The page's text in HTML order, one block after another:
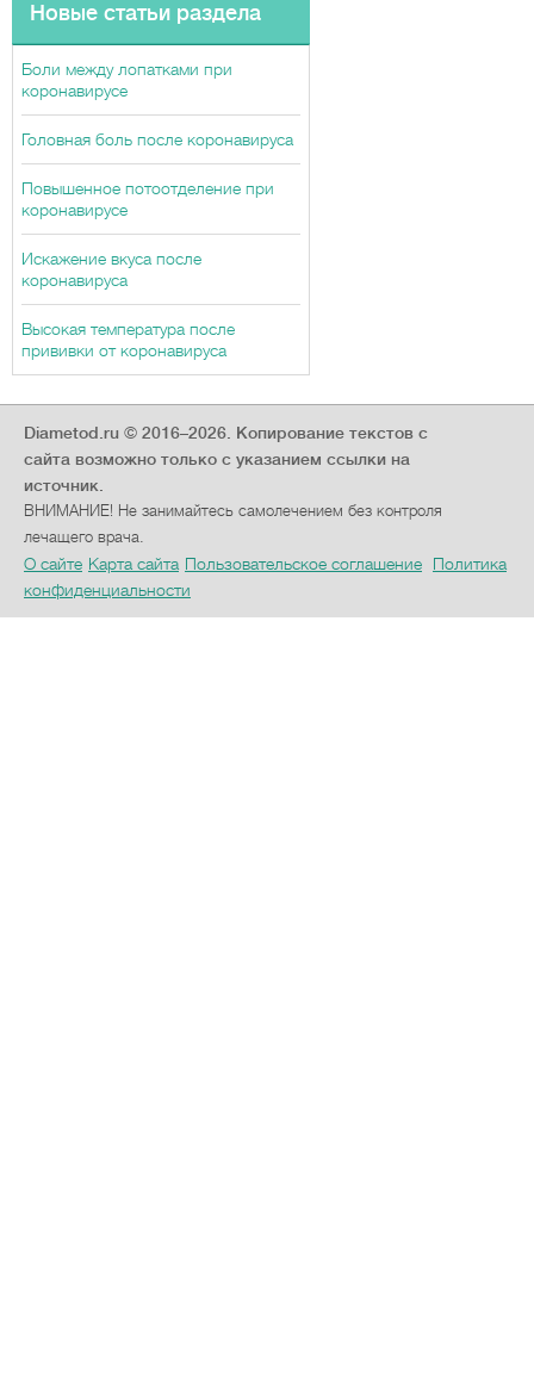
Новые статьи раздела
Боли между лопатками при
коронавирусе
Головная боль после коронавируса
Повышенное потоотделение при
коронавирусе
Искажение вкуса после
коронавируса
Высокая температура после
прививки от коронавируса
Diametod.ru © 2016–2026. Копирование текстов с
сайта возможно только с указанием ссылки на
источник.
ВНИМАНИЕ! Не занимайтесь самолечением без контроля
лечащего врача.
О сайте Карта сайта Пользовательское соглашение
Политика
конфиденциальности